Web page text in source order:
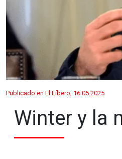
Publicado en El Líbero, 16.05.2025
Winter y la